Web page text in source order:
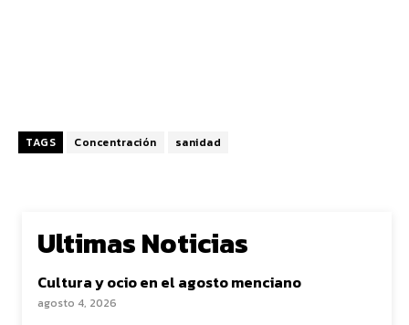
TAGS Concentración sanidad
Ultimas Noticias
Cultura y ocio en el agosto menciano
agosto 4, 2026